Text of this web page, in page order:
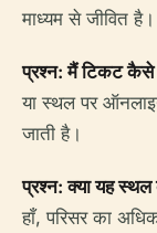
माध्यम से जीवित है।
प्रश्न: मैं टिकट कैसे
या स्थल पर
जाती है।
प्रश्न: क्या यह
हाँ, परिसर का